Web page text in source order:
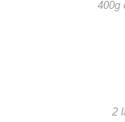
400g
2